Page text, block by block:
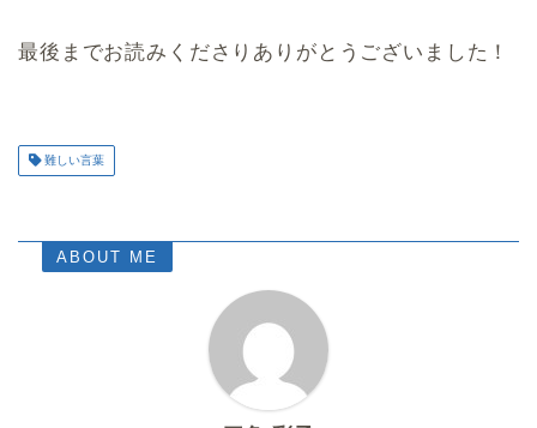
最後までお読みくださりありがとうございました！
難しい言葉
ABOUT ME